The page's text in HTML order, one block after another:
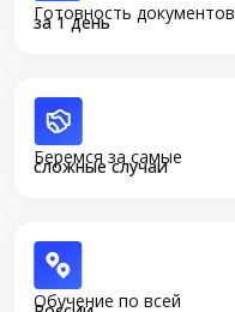
Готовность документов
за 1 день
Беремся за самые
сложные случаи
Обучение по всей